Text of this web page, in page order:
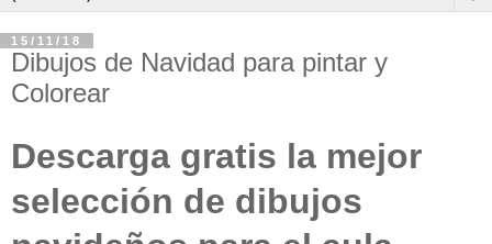
15/11/18
Dibujos de Navidad para pintar y
Colorear
Descarga gratis la mejor
selección de dibujos